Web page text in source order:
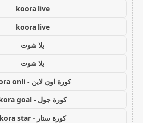
koora live
koora live
يلا شوت
يلا شوت
كورة اون لاين - kora onli
كورة جول - kora goal
كورة ستار - kora star